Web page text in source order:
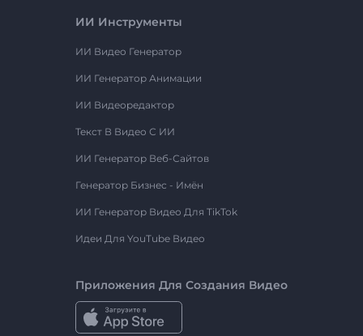
ИИ Инструменты
ИИ Видео Генератор
ИИ Генератор Анимации
ИИ Видеоредактор
Текст В Видео С ИИ
ИИ Генератор Веб-Сайтов
Генератор Бизнес - Имён
ИИ Генератор Видео Для TikTok
Идеи Для YouTube Видео
Приложения Для Создания Видео